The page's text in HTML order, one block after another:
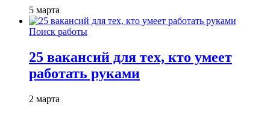
5 марта
Поиск работы
25 вакансий для тех, кто умеет
работать руками
2 марта